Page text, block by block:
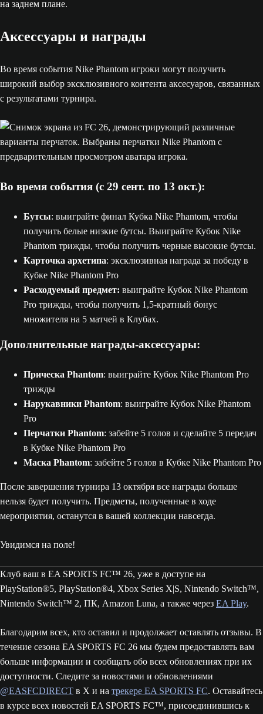
Аксессуары и награды
Во время события Nike Phantom игроки могут получить
широкий выбор эксклюзивного контента аксесуаров, связанных
с результатами турнира.
Во время события (с 29 сент. по 13 окт.):
Бутсы: выиграйте финал Кубка Nike Phantom, чтобы
получить белые низкие бутсы. Выиграйте Кубок Nike
Phantom трижды, чтобы получить черные высокие бутсы.
Карточка архетипа: эксклюзивная награда за победу в
Кубке Nike Phantom Pro
Расходуемый предмет: выиграйте Кубок Nike Phantom
Pro трижды, чтобы получить 1,5-кратный бонус
множителя на 5 матчей в Клубах.
Дополнительные награды-аксессуары:
Прическа Phantom: выиграйте Кубок Nike Phantom Pro
трижды
Нарукавники Phantom: выиграйте Кубок Nike Phantom
Pro
Перчатки Phantom: забейте 5 голов и сделайте 5 передач
в Кубке Nike Phantom Pro
Маска Phantom: забейте 5 голов в Кубке Nike Phantom Pro
После завершения турнира 13 октября все награды больше
нельзя будет получить. Предметы, полученные в ходе
мероприятия, останутся в вашей коллекции навсегда.
Увидимся на поле!
Клуб ваш в EA SPORTS FC™ 26, уже в доступе на
PlayStation®5, PlayStation®4, Xbox Series X|S, Nintendo Switch™,
Nintendo Switch™ 2, ПК, Amazon Luna, а также через EA Play.
Благодарим всех, кто оставил и продолжает оставлять отзывы. В
течение сезона EA SPORTS FC 26 мы будем предоставлять вам
больше информации и сообщать обо всех обновлениях при их
доступности. Следите за новостями и обновлениями
@EASFCDIRECT в X и на трекере EA SPORTS FC. Оставайтесь
в курсе всех новостей EA SPORTS FC™, присоединившись к